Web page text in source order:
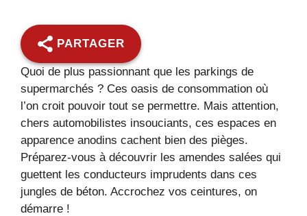
PARTAGER
Quoi de plus passionnant que les parkings de
supermarchés ? Ces oasis de consommation où
l’on croit pouvoir tout se permettre. Mais attention,
chers automobilistes insouciants, ces espaces en
apparence anodins cachent bien des pièges.
Préparez-vous à découvrir les amendes salées qui
guettent les conducteurs imprudents dans ces
jungles de béton. Accrochez vos ceintures, on
démarre !